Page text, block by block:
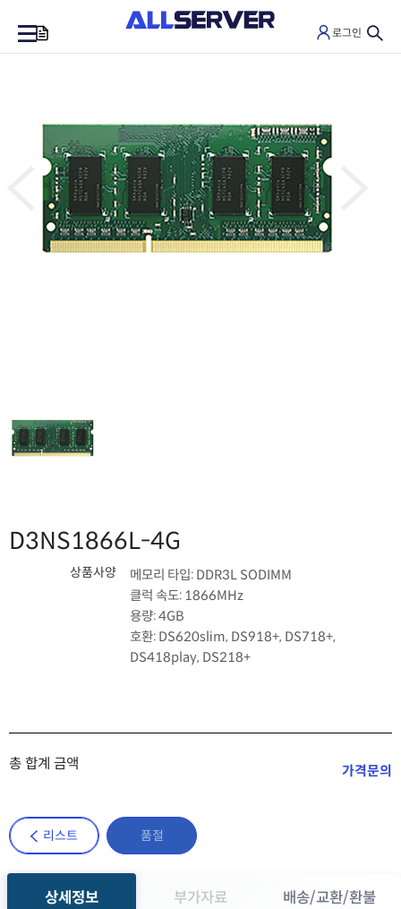
로그인
D3NS1866L-4G
상품사양
메모리 타입: DDR3L SODIMM
클럭 속도: 1866MHz
용량: 4GB
호환: DS620slim, DS918+, DS718+,
DS418play, DS218+
총 합계 금액 가격문의
리스트 품절
상세정보 부가자료 배송/교환/환불